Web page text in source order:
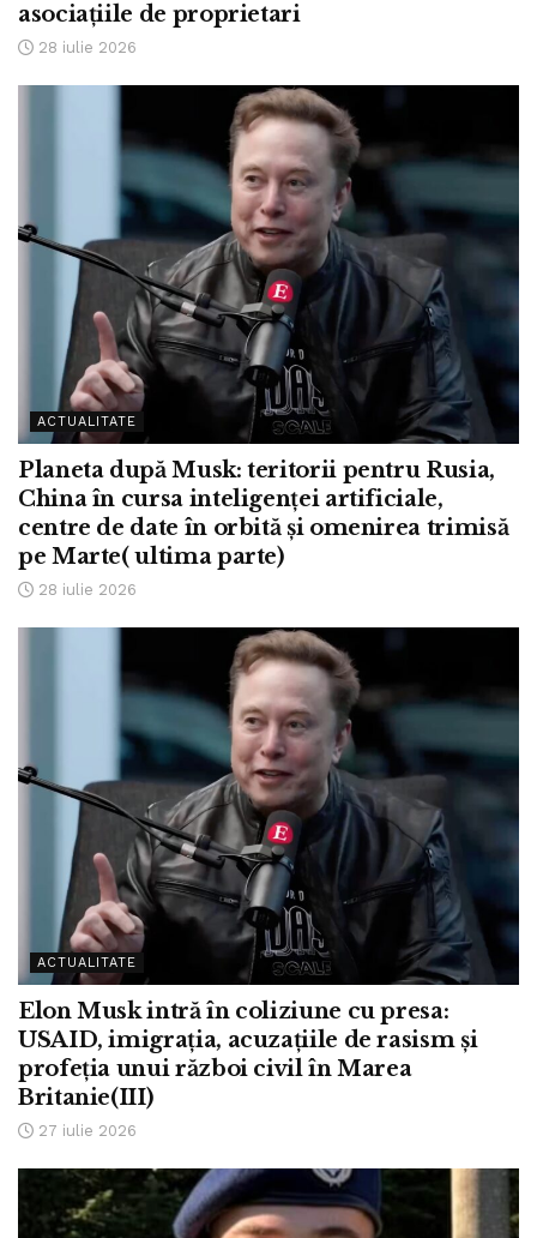
asociațiile de proprietari
28 iulie 2026
ACTUALITATE
Planeta după Musk: teritorii pentru Rusia,
China în cursa inteligenței artificiale,
centre de date în orbită și omenirea trimisă
pe Marte( ultima parte)
28 iulie 2026
ACTUALITATE
Elon Musk intră în coliziune cu presa:
USAID, imigrația, acuzațiile de rasism și
profeția unui război civil în Marea
Britanie(III)
27 iulie 2026